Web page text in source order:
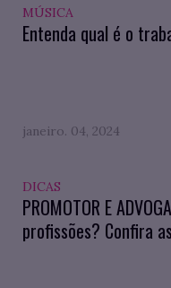
MÚSICA
Entenda qual é o
janeiro. 04, 2024
DICAS
PROMOTOR E
profissões? Confira